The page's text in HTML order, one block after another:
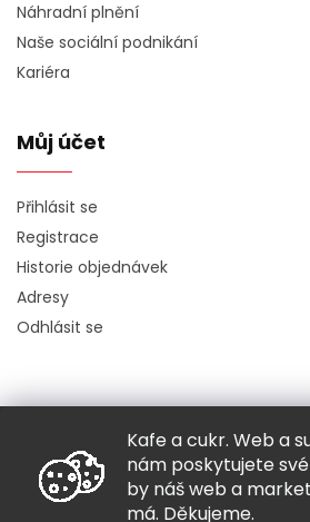
Kafe a cukr. Web a
nám poskytujete
by náš web a
má. Děkujeme.
Náhradní plnění
Naše sociální podnikání
Kariéra
Můj účet
Přihlásit se
Registrace
Historie objednávek
Adresy
Odhlásit se
Copyright 2026Hugo chodí bos.
Grafický návrh vytvořil a